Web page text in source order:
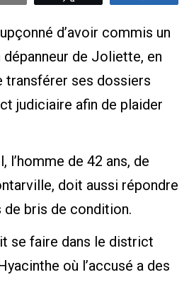
d’avoir commis un
de Joliette, en
transférer ses dossiers
judiciaire afin de plaider
l’homme de 42 ans, de
doit aussi répondre
de bris de condition.
se faire dans le district
où l’accusé a des